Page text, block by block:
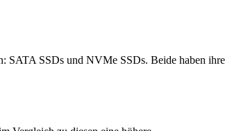
SATA SSDs und NVMe SSDs. Beide haben ihre